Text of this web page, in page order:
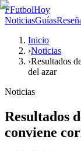
FFutbolHoy
NoticiasGuías
Inicio
›Noticias
›Resultados
del azar
Noticias
Resultados
conviene